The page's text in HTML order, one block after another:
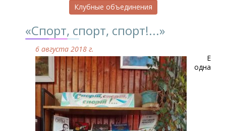
Клубные объединения
«Спорт, спорт, спорт!...»
6 августа 2018 г.
Ещё
одна